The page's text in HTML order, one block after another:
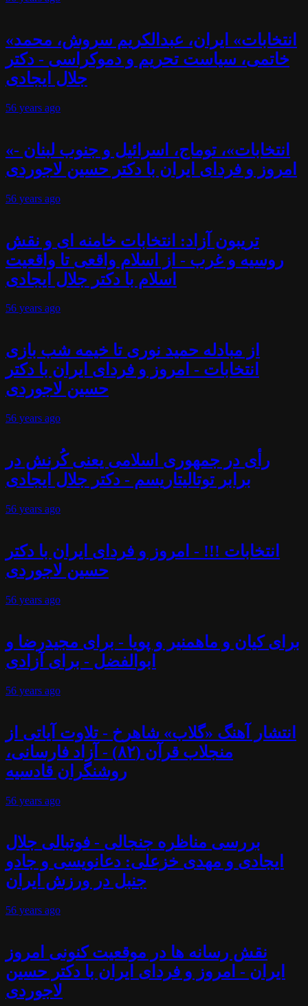
«انتخابات» ایران، عبدالکریم سروش، محمد
خاتمی، سیاست تحریم و دموکراسی - دکتر
جلال ایجادی
56 years ago
«انتخابات»، توماج، اسرائیل و جنوب لبنان -
امروز و فردای ایران با دکتر حسین لاجوردی
56 years ago
تریبون آزاد: انتخابات خامنه ای و نقش
روسیه و غرب - از اسلام واقعی تا واقعیت
اسلام با دکتر جلال ایجادی
56 years ago
از مبادله حمید نوری تا خیمه شب بازی
انتخابات - امروز و فردای ایران با دکتر
حسین لاجوردی
56 years ago
رأی در جمهوری اسلامی یعنی کُرنش در
برابر توتالیتاریسم - دکتر جلال ایجادی
56 years ago
انتخابات !!! - امروز و فردای ایران با دکتر
حسین لاجوردی
56 years ago
برای کیان و ماهمنیر و پویا - برای مجیدرضا و
ابوالفضل - برای آزادی
56 years ago
انتشار آهنگ «گلاب» شاهرخ - تلاوت آیاتی از
منجلاب قرآن (۸۲) - آزاد فارسانی،
روشنگران قادسیه
56 years ago
بررسی مناظره جنجالی - فوتبالی جلال
ایجادی و مهدی خزعلی: دعانویسی و جادو
جنبل در ورزش ایران
56 years ago
نقش رسانه ها در موقعیت کنونی امروز
ایران - امروز و فردای ایران با دکتر حسین
لاجوردی